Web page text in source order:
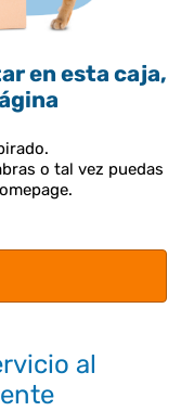
en esta caja,
o tal vez puedas
al